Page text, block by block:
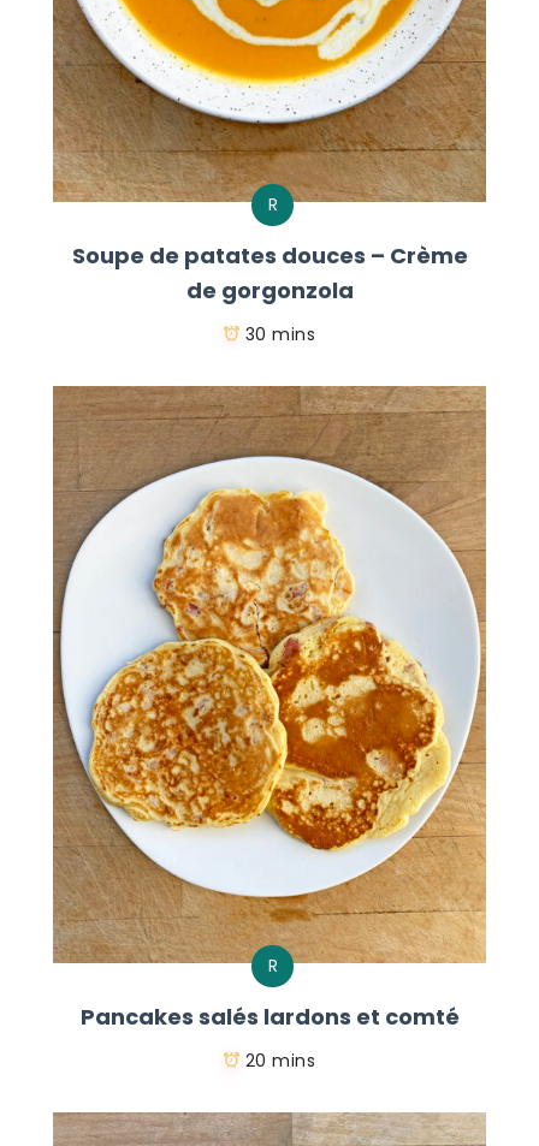
R
Soupe de patates douces – Crème
de gorgonzola
30 mins
R
Pancakes salés lardons et comté
20 mins